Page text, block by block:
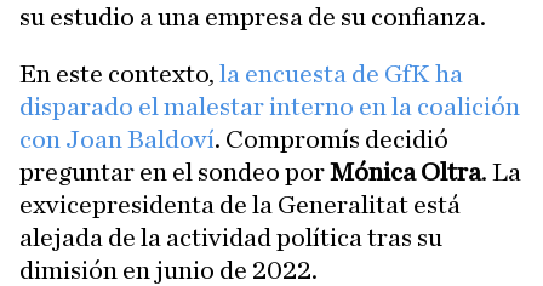
su estudio a una empresa de su confianza.
En este contexto, la encuesta de GfK ha
disparado el malestar interno en la coalición
con Joan Baldoví. Compromís decidió
preguntar en el sondeo porMónica Oltra. La
exvicepresidenta de la Generalitat está
alejada de la actividad política tras su
dimisión en junio de 2022.